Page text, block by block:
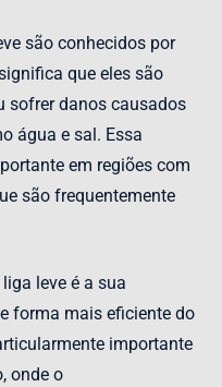
são conhecidos por
que eles são
sofrer danos causados
água e sal. Essa
em regiões com
são frequentemente
leve é a sua
forma mais eficiente do
importante
onde o